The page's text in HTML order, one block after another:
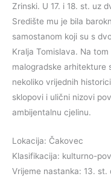
Zrinski. U 17. i 18. st. uz
Središte mu je bila
samostanom koji su s
Kralja Tomislava. Na
malogradske arhitekture
nekoliko vrijednih
sklopovi i ulični nizovi
ambijentalnu cjelinu.
Lokacija: Čakovec
Klasifikacija: kulturno-
Vrijeme nastanka: 13. st.